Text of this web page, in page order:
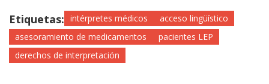
Etiquetas: intérpretes médicos
acceso lingüístico
asesoramiento de medicamentos
pacientes LEP
derechos de interpretación